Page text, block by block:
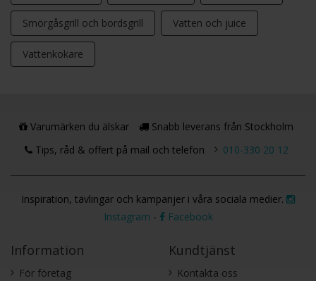
Smörgåsgrill och bordsgrill Vatten och juice
Vattenkokare
Varumärken du älskar
Snabb leverans från Stockholm
Tips, råd & offert på mail och telefon
010-330 20 12
Inspiration, tävlingar och kampanjer i våra sociala medier.
Instagram - Facebook
Information
För företag
Kundtjänst
Kontakta oss